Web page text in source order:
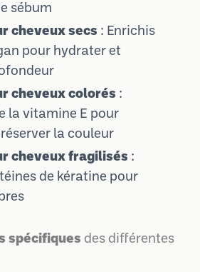
sébum
cheveux secs : Enrichis
pour hydrater et
cheveux colorés :
la vitamine E pour
la couleur
cheveux fragilisés :
de kératine pour
spécifiques des différentes